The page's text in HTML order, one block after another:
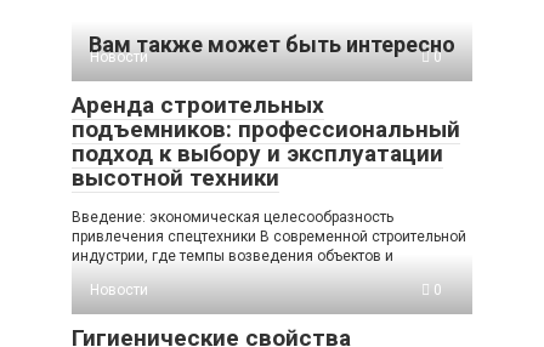
Вам также может быть интересно
Новости 0
Аренда строительных
подъемников: профессиональный
подход к выбору и эксплуатации
высотной техники
Введение: экономическая целесообразность
привлечения спецтехники В современной строительной
индустрии, где темпы возведения объектов и
Новости
0
Гигиенические свойства